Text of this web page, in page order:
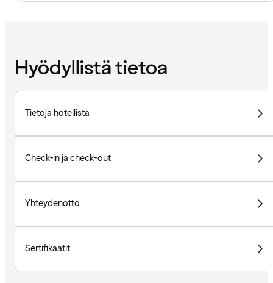
Hyödyllistä tietoa
Tietoja hotellista
Check-in ja check-out
Yhteydenotto
Sertifikaatit